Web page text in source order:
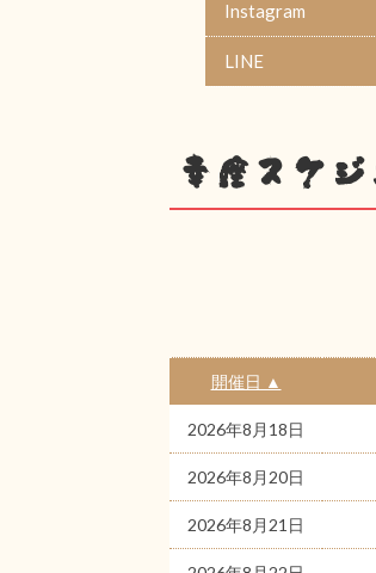
Instagram
LINE
幸座スケ
開催日 ▲
2026年8月18日
2026年8月20日
2026年8月21日